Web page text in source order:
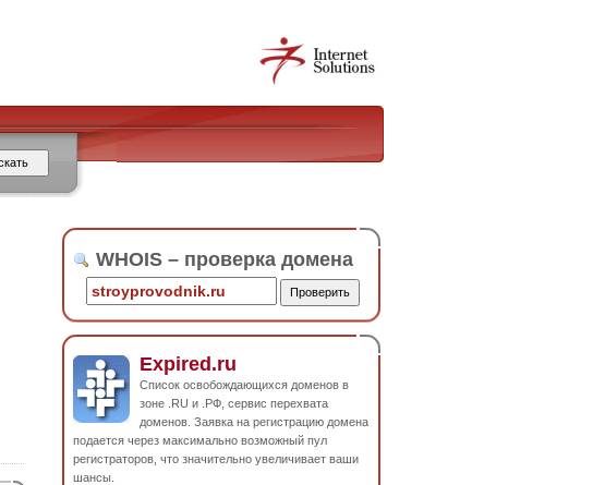
WHOIS – проверка домена
Expired.ru
Список освобождающихся доменов в
зоне .RU и .РФ, сервис перехвата
доменов. Заявка на регистрацию домена
подается через максимально возможный пул
регистраторов, что значительно увеличивает ваши
шансы.